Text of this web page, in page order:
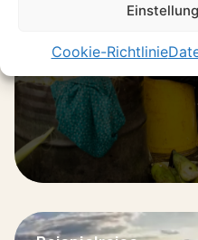
Cookie-Richtlinie